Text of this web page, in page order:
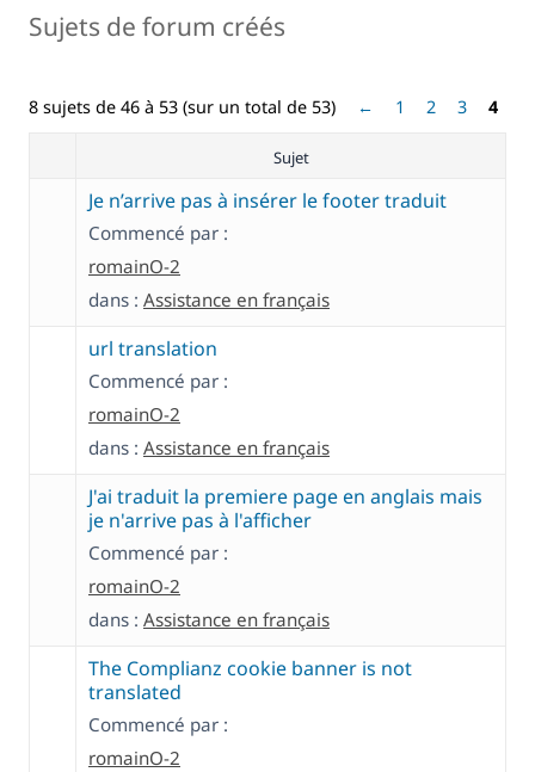
Sujets de forum créés
8 sujets de 46 à 53 (sur un total de 53) ← 1 2 3 4
Sujet
Je n’arrive pas à insérer le footer traduit
Commencé par :
romainO-2
dans : Assistance en français
url translation
Commencé par :
romainO-2
dans : Assistance en français
J'ai traduit la premiere page en anglais mais
je n'arrive pas à l'afficher
Commencé par :
romainO-2
dans : Assistance en français
The Complianz cookie banner is not
translated
Commencé par :
romainO-2